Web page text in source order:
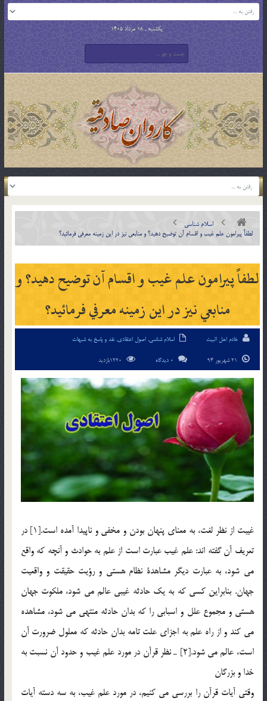
یکشنبه , 18 مرداد 1405
اسلام شناسی
لطفاً پيرامون علم غيب و اقسام آن توضيح دهيد؟ و منابعي نيز در اين زمينه معرفي فرمائيد؟
لطفاً پيرامون علم غيب و اقسام آن توضيح دهيد؟ و
منابعي نيز در اين زمينه معرفي فرمائيد؟
خادم اهل البیت اسلام شناسی, اصول اعتقادی, نقد و پاسخ به شبهات
0 دیدگاه
غيبت از نظر لغت، به معناي پنهان بودن و مخفي و ناپيدا آمده است.[1] در
تعريف آن گفته اند: علم غيب عبارت است از علم به حوادث و آنچه كه واقع
مي شود، به عبارت ديگر مشاهدة نظام هستي و رؤيت حقيقت و واقعيت
جهان. بنابراين كسي كه به يك حادثه غيبي عالم مي شود، ملكوت جهان
هستي و مجموع علل و اسبابي را كه بدان حادثه منتهي مي شود، مشاهده
مي كند و از راه علم به اجزاي علت تامه بدان حادثه كه معلول ضرورت آن
است، عالم مي شود.[2] ـ نظر قرآن در مورد علم غيب و حدود آن نسبت به
خدا و بزرگان
وقتي آيات قرآن را بررسي مي كنيم، در مورد علم غيب، به سه دسته آيات